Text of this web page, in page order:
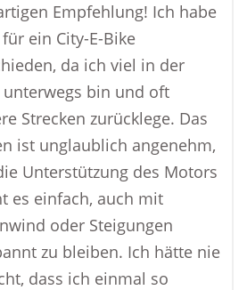
Empfehlung! Ich habe
ein City-E-Bike
da ich viel in der
unterwegs bin und oft
Strecken zurücklege. Das
ist unglaublich angenehm,
Unterstützung des Motors
es einfach, auch mit
oder Steigungen
zu bleiben. Ich hätte nie
dass ich einmal so